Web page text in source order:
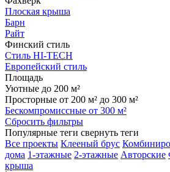
Плоская крыша
Барн
Райт
Финский стиль
Стиль HI-TECH
Европейский стиль
Площадь
Уютные до 200 м²
Просторные от 200 м² до 300 м²
Бескомпромиссные от 300 м²
Сбросить фильтры
Популярные теги свернуть теги
Все проекты Клееный брус
дома 1-этажные 2-этажные Авторские
крыша